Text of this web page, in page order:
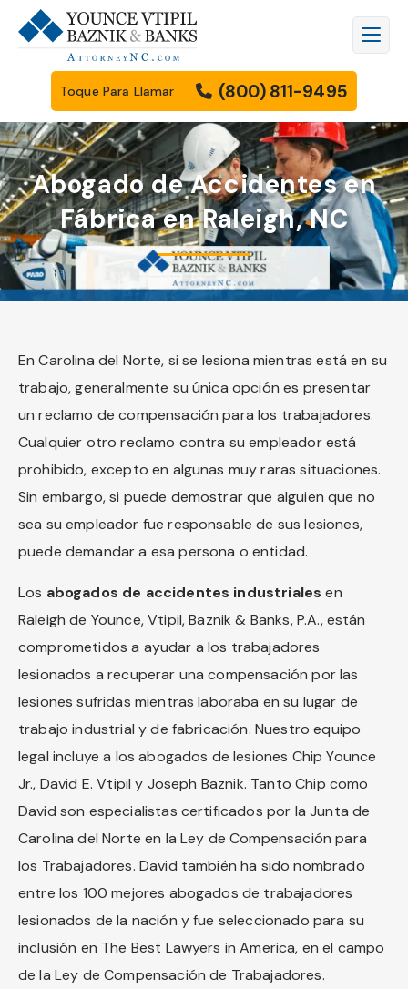
Toque Para Llamar (800) 811-9495
Abogado de Accidentes en
Fábrica en Raleigh, NC
En Carolina del Norte, si se lesiona mientras está en su
trabajo, generalmente su única opción es presentar
un reclamo de compensación para los trabajadores.
Cualquier otro reclamo contra su empleador está
prohibido, excepto en algunas muy raras situaciones.
Sin embargo, si puede demostrar que alguien que no
sea su empleador fue responsable de sus lesiones,
puede demandar a esa persona o entidad.
Los abogados de accidentes industriales en
Raleigh de Younce, Vtipil, Baznik & Banks, P.A., están
comprometidos a ayudar a los trabajadores
lesionados a recuperar una compensación por las
lesiones sufridas mientras laboraba en su lugar de
trabajo industrial y de fabricación. Nuestro equipo
legal incluye a los abogados de lesiones Chip Younce
Jr., David E. Vtipil y Joseph Baznik. Tanto Chip como
David son especialistas certificados por la Junta de
Carolina del Norte en la Ley de Compensación para
los Trabajadores. David también ha sido nombrado
entre los 100 mejores abogados de trabajadores
lesionados de la nación y fue seleccionado para su
inclusión en The Best Lawyers in America, en el campo
de la Ley de Compensación de Trabajadores.